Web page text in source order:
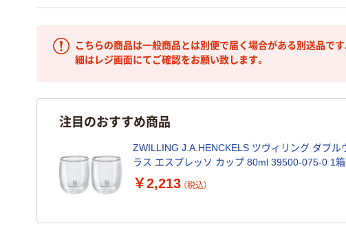
こちらの商品は一般商品とは別便で届く場合がある別送品で
細はレジ画面にてご確認をお願い致します。
注目のおすすめ商品
ZWILLING J.A.HENCKELS ツヴィリング ダブル
ラス エスプレッソ カップ 80ml 39500-075-0 1箱
￥2,213 （税込）